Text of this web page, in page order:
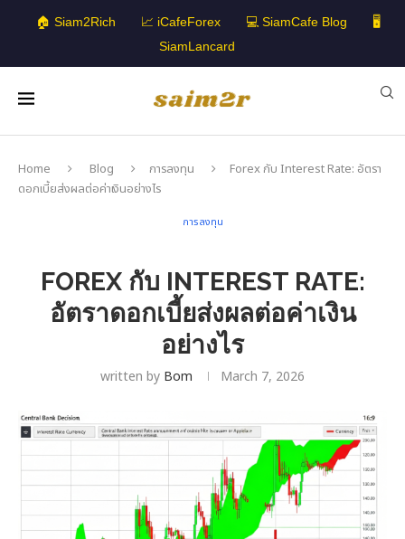
🏠 Siam2Rich 📈 iCafeForex 💻 SiamCafe Blog
🖥️
SiamLancard
Home Blog การลงทุน
Forex กับ Interest Rate: อัตรา
ดอกเบี้ยส่งผลต่อค่าเงินอย่างไร
การลงทุน
FOREX กับ INTEREST RATE:
อัตราดอกเบี้ยส่งผลต่อค่าเงิน
อย่างไร
written by Bom March 7, 2026